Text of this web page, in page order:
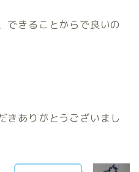
できることからで良いの
きありがとうございまし